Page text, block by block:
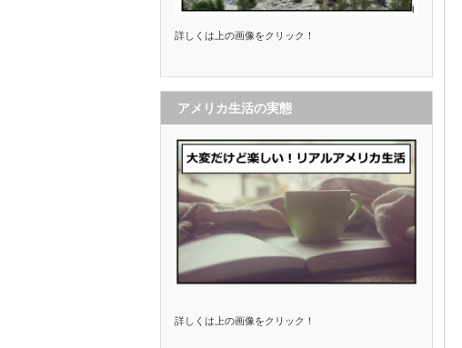
詳しくは上の画像をクリック！
アメリカ生活の実態
詳しくは上の画像をクリック！